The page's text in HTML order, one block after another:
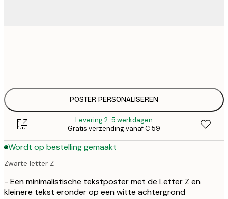
POSTER PERSONALISEREN
Levering 2-5 werkdagen
Gratis verzending vanaf € 59
Wordt op bestelling gemaakt
Zwarte letter Z
- Een minimalistische tekstposter met de Letter Z en
kleinere tekst eronder op een witte achtergrond